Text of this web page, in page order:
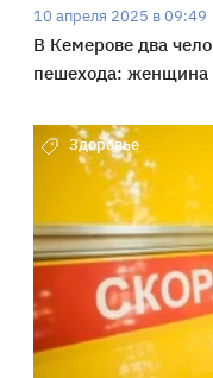
10 апреля 2025 в 09:49
В Кемерове два
пешехода: женщина
Здоровье